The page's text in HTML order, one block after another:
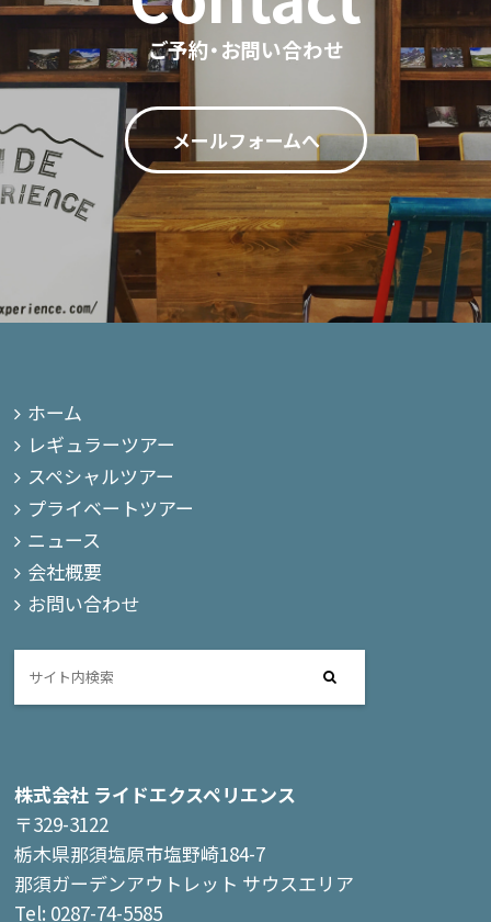
ご予約・お問い合わせ
メールフォームへ
ホーム
レギュラーツアー
スペシャルツアー
プライベートツアー
ニュース
会社概要
お問い合わせ
株式会社 ライドエクスペリエンス
〒329-3122
栃木県那須塩原市塩野崎184-7
那須ガーデンアウトレット サウスエリア
Tel: 0287-74-5585